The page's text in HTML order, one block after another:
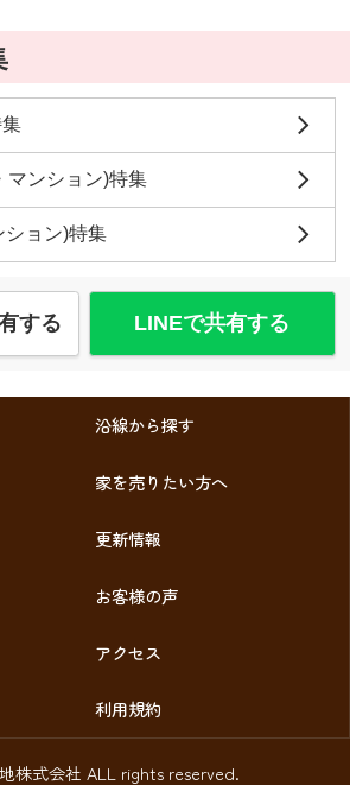
マンション)特集
ション)特集
する LINEで共有する
沿線から探す
家を売りたい方へ
更新情報
お客様の声
アクセス
利用規約
株式会社 ALL rights reserved.